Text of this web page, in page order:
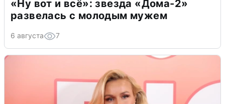
«Ну вот и всё»: звезда «Дома-2»
развелась с молодым мужем
6 августа 7